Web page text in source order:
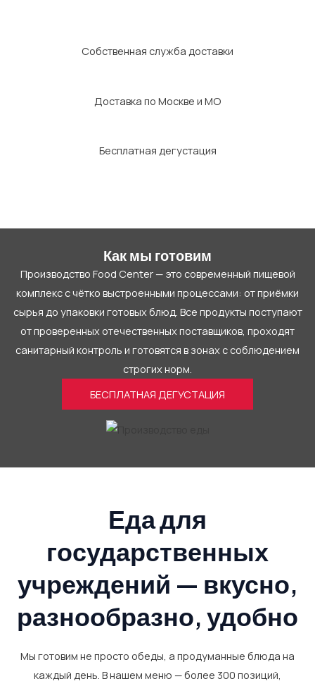
Собственная служба доставки
Доставка по Москве и МО
Бесплатная дегустация
Как мы готовим
Производство Food Center — это современный пищевой
комплекс с чётко выстроенными процессами: от приёмки
сырья до упаковки готовых блюд. Все продукты поступают
от проверенных отечественных поставщиков, проходят
санитарный контроль и готовятся в зонах с соблюдением
строгих норм.
БЕСПЛАТНАЯ ДЕГУСТАЦИЯ
Еда для
государственных
учреждений — вкусно,
разнообразно, удобно
Мы готовим не просто обеды, а продуманные блюда на
каждый день. В нашем меню — более 300 позиций,